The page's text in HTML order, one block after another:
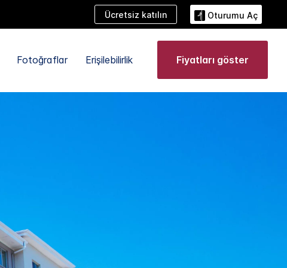
Ücretsiz katılın Oturumu Aç
Fotoğraflar Erişilebilirlik Fiyatları göster